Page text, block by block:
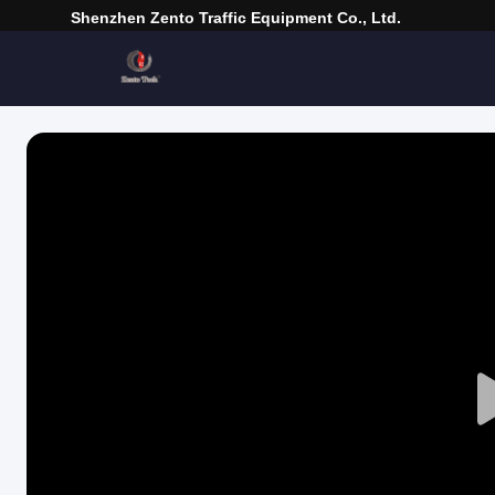
Shenzhen Zento Traffic Equipment Co., Ltd.